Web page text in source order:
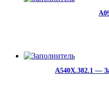
A540X.382.1 —